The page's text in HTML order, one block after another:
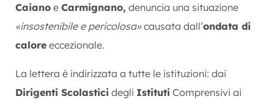
Caiano e Carmignano, denuncia una situazione
«insostenibile e pericolosa»causata dall’ondata di
calore eccezionale.
La lettera è indirizzata a tutte le istituzioni: dai
Dirigenti Scolastici degli Istituti Comprensivi ai